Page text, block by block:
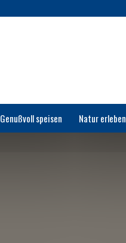
Genußvoll speisen Natur erleben